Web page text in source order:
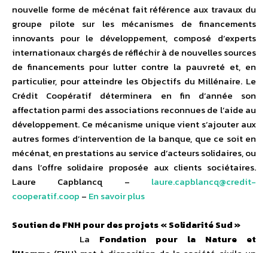
nouvelle forme de mécénat fait référence aux travaux du
groupe pilote sur les mécanismes de financements
innovants pour le développement, composé d’experts
internationaux chargés de réfléchir à de nouvelles sources
de financements pour lutter contre la pauvreté et, en
particulier, pour atteindre les Objectifs du Millénaire. Le
Crédit Coopératif déterminera en fin d’année son
affectation parmi des associations reconnues de l’aide au
développement. Ce mécanisme unique vient s’ajouter aux
autres formes d’intervention de la banque, que ce soit en
mécénat, en prestations au service d’acteurs solidaires, ou
dans l’offre solidaire proposée aux clients sociétaires.
Laure Capblancq – laure.capblancq@credit-
cooperatif.coop – En savoir plus
Soutien de FNH pour des projets « Solidarité Sud »
La Fondation pour la Nature et